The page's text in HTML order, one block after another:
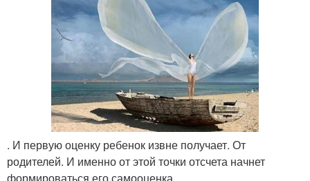
. И первую оценку ребенок извне получает. От
родителей. И именно от этой точки отсчета начнет